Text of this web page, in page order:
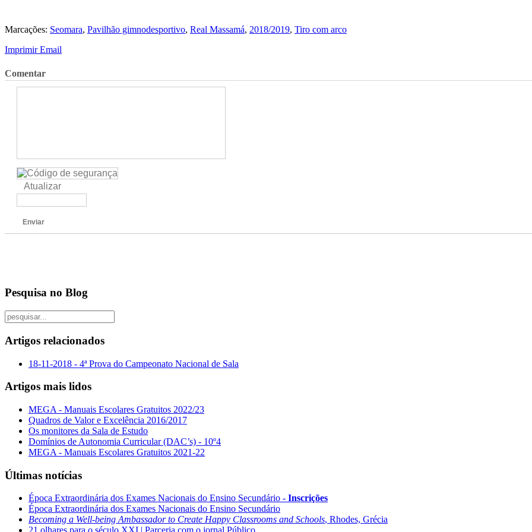
Marcações: Seomara, Pavilhão gimnodesportivo, Real Massamá, 2018/2019, Tiro com arco
ImprimirEmail
Comentar
Atualizar
Enviar
Pesquisa no Blog
Artigos relacionados
18-11-2018 - 4ª Prova do Campeonato Nacional de Sala
Artigos mais lidos
MEGA - Manuais Escolares Gratuitos 2022/23
Quadros de Valor e Excelência 2016/2017
Os monitores da Sala de Estudo
Domínios de Autonomia Curricular (DAC’s) - 10º4
MEGA - Manuais Escolares Gratuitos 2021-22
Últimas notícias
Época Extraordinária dos Exames Nacionais do Ensino Secundário - Inscrições
Época Extraordinária dos Exames Nacionais do Ensino Secundário
Becoming a Well-being Ambassador to Create Happy Classrooms and Schools, Rhodes, Grécia